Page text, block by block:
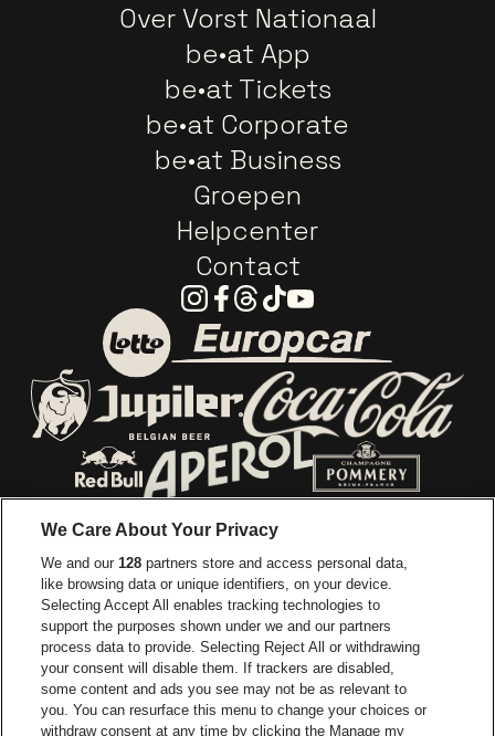
Over Vorst Nationaal
be•at App
be•at Tickets
be•at Corporate
be•at Business
Groepen
Helpcenter
Contact
Instagram
Facebook
Threads
TiktokYoutube
Ga naar de website van Lotto
Ga naar de website van
Ga naar de website van JupilerGa naar de
Ga naar de website van Red BullGa naar de
Ga naar de website van Het logo van
Ga naar de
Ga naar de website van Croky
Ga naar de website van
Ga naar de website van Le Soir
Ga naar de
We Care About Your Privacy
We and our128 partners store and access personal data,
like browsing data or unique identifiers, on your device.
Selecting Accept All enables tracking technologies to
support the purposes shown under we and our partners
process data to provide. Selecting Reject All or withdrawing
your consent will disable them. If trackers are disabled,
some content and ads you see may not be as relevant to
you. You can resurface this menu to change your choices or
withdraw consent at any time by clicking the Manage my